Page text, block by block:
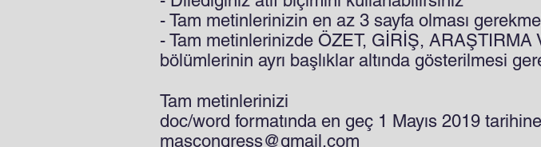
- Tam metinlerinizin en az 3 sayfa olması
- Tam metinlerinizde ÖZET, GİRİŞ,
bölümlerinin ayrı başlıklar altında gösterilmesi
Tam metinlerinizi
doc/word formatında en geç 1 Mayıs 2019
mascongress@gmail.com